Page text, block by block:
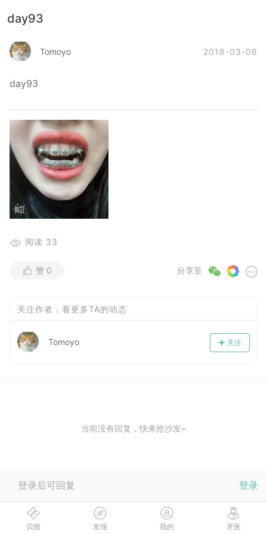
day93
Tomoyo 2018-03-06
day93
阅读 33
分享至
赞 0
关注作者，看更多TA的动态
关注
Tomoyo
当前没有回复，快来抢沙发~
登录后可回复 登录
贝致 发现 我的 牙医